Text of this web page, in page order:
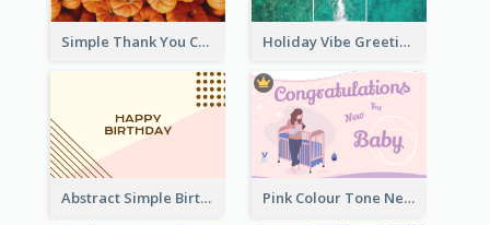
Simple Thank You Card Holiday Vibe Greeting Card
Abstract Simple Birthday Greeting Card Pink Colour Tone New Baby Illustrated Greeting Card